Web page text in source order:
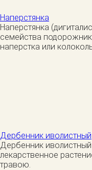
Наперстянка
Наперстянка
семейства
наперстка или
Дербенник иволистный
Дербенник
лекарственное
травою.